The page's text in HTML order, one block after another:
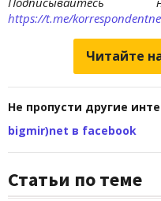
https://t.me/
Читайте
Не пропусти другие
bigmir)net в facebook
Статьи по теме